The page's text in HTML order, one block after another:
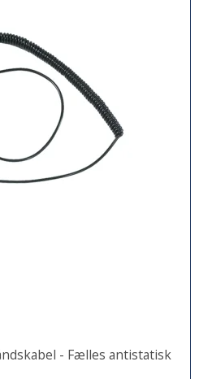
- Fælles antistatisk